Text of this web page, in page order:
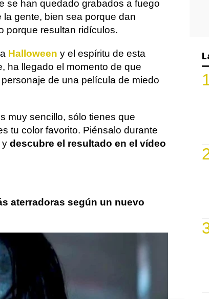
se han quedado grabados a fuego
la gente, bien sea porque dan
porque resultan ridículos.
Halloween y el espíritu de esta
ha llegado el momento de que
de una película de miedo
muy sencillo, sólo tienes que
tu color favorito. Piénsalo durante
y descubre el resultado en el vídeo
aterradoras según un nuevo